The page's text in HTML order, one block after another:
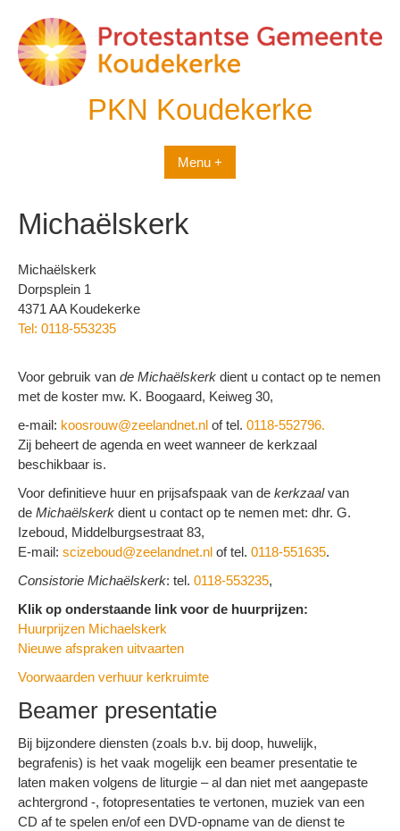
naar
inhoud
PKN Koudekerke
Menu +
Michaëlskerk
Michaëlskerk
Dorpsplein 1
4371 AA Koudekerke
Tel: 0118-553235
Voor gebruik van de Michaëlskerk dient u contact op te nemen
met de koster mw. K. Boogaard, Keiweg 30,
e-mail: koosrouw@zeelandnet.nl of tel. 0118-552796.
Zij beheert de agenda en weet wanneer de kerkzaal
beschikbaar is.
Voor definitieve huur en prijsafspaak van de kerkzaalvan
de Michaëlskerk dient u contact op te nemen met: dhr. G.
Izeboud, Middelburgsestraat 83,
E-mail: scizeboud@zeelandnet.nl of tel. 0118-551635.
Consistorie Michaëlskerk: tel. 0118-553235,
Klik op onderstaande link voor de huurprijzen:
Huurprijzen Michaelskerk
Nieuwe afspraken uitvaarten
Voorwaarden verhuur kerkruimte
Beamer presentatie
Bij bijzondere diensten (zoals b.v. bij doop, huwelijk,
begrafenis) is het vaak mogelijk een beamer presentatie te
laten maken volgens de liturgie – al dan niet met aangepaste
achtergrond -, fotopresentaties te vertonen, muziek van een
CD af te spelen en/of een DVD-opname van de dienst te